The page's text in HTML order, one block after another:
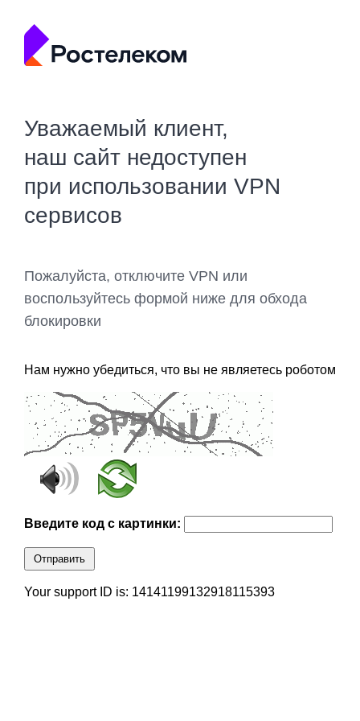
Уважаемый клиент,
наш сайт недоступен
при использовании VPN
сервисов
Пожалуйста, отключите VPN или
воспользуйтесь формой ниже для обхода
блокировки
Нам нужно убедиться, что вы не являетесь роботом
Введите код с картинки:
Отправить
Your support ID is: 14141199132918115393